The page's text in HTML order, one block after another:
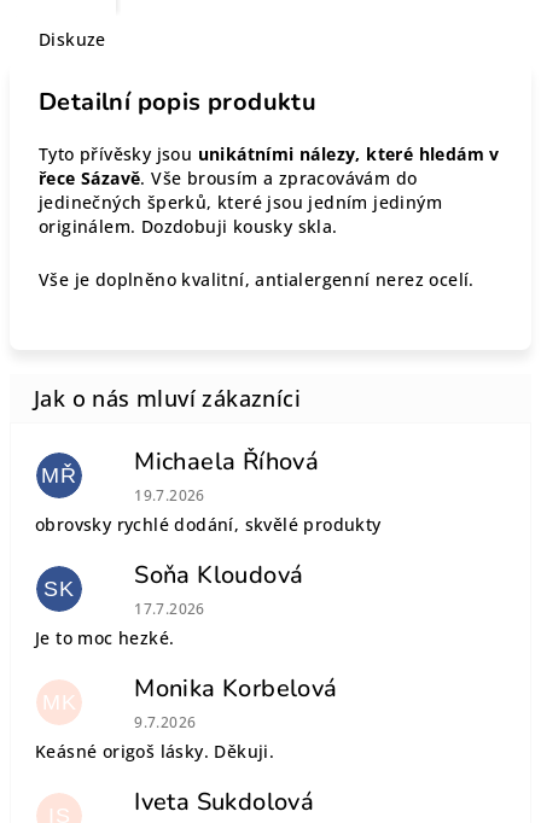
Diskuze
Detailní popis produktu
Tyto přívěsky jsou unikátními nálezy, které hledám v
řece Sázavě. Vše brousím a zpracovávám do
jedinečných šperků, které jsou jedním jediným
originálem. Dozdobuji kousky skla.
Vše je doplněno kvalitní, antialergenní nerez ocelí.
MŘ Michaela Říhová
Hodnocení obchodu je 5 z 5 hvězdiček.
19.7.2026
obrovsky rychlé dodání, skvělé produkty
SK Soňa Kloudová
Hodnocení obchodu je 5 z 5 hvězdiček.
17.7.2026
Je to moc hezké.
MK Monika Korbelová
Hodnocení obchodu je 5 z 5 hvězdiček.
9.7.2026
Keásné origoš lásky. Děkuji.
IS Iveta Sukdolová